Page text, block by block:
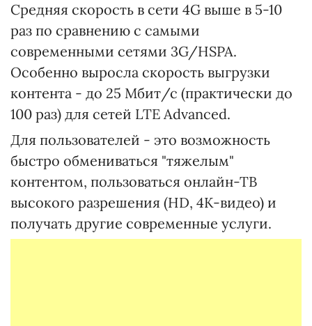
Средняя скорость в сети 4G выше в 5-10
раз по сравнению с самыми
современными сетями 3G/HSPA.
Особенно выросла скорость выгрузки
контента - до 25 Мбит/с (практически до
100 раз) для сетей LTE Advanced.
Для пользователей - это возможность
быстро обмениваться "тяжелым"
контентом, пользоваться онлайн-ТВ
высокого разрешения (HD, 4K-видео) и
получать другие современные услуги.